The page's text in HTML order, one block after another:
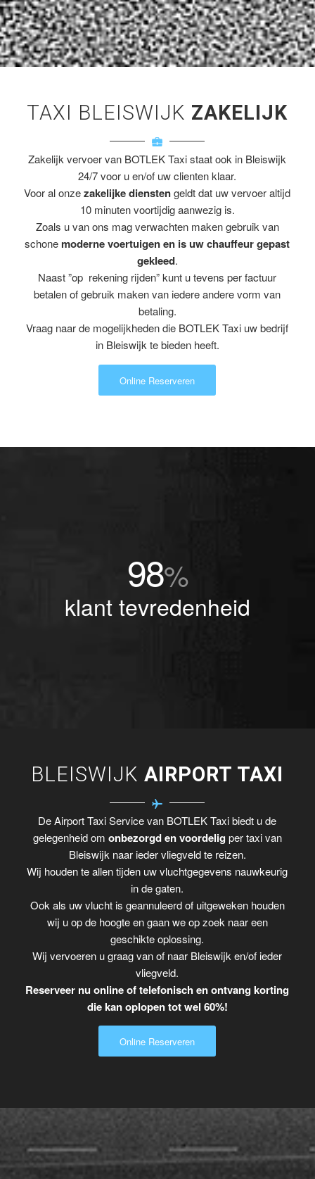
TAXI BLEISWIJK ZAKELIJK
Zakelijk vervoer van BOTLEK Taxi staat ook in Bleiswijk
24/7 voor u en/of uw clienten klaar.
Voor al onzezakelijke dienstengeldt dat uw vervoer altijd
10 minuten voortijdig aanwezig is.
Zoals u van ons mag verwachten maken gebruik van
schone moderne voertuigen en is uw chauffeur gepast
gekleed.
Naast ”op rekening rijden” kunt u tevens per factuur
betalen of gebruik maken van iedere andere vorm van
betaling.
Vraag naar de mogelijkheden die BOTLEK Taxi uw bedrijf
in Bleiswijk te bieden heeft.
Online Reserveren
98%
klant tevredenheid
BLEISWIJKAIRPORT TAXI
De Airport Taxi Service van BOTLEK Taxi biedt u de
gelegenheid om onbezorgd en voordelig per taxi van
Bleiswijk naar ieder vliegveld te reizen.
Wij houden te allen tijden uw vluchtgegevens nauwkeurig
in de gaten.
Ook als uw vlucht is geannuleerd of uitgeweken houden
wij u op de hoogte en gaan we op zoek naar een
geschikte oplossing.
Wij vervoeren u graag van of naar Bleiswijk en/of ieder
vliegveld.
Reserveer nu online of telefonisch en ontvang korting
die kan oplopen tot wel 60%!
Online Reserveren